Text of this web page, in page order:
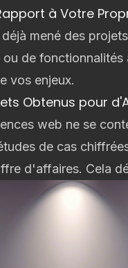
à Votre
mené des
de fonctionnalités
vos enjeux.
Obtenus pour
web ne se
de cas
d'affaires. Cela